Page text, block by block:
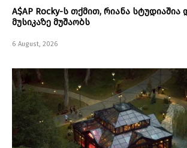
A$AP Rocky-ს თქმით, რიანა სტუდიაშია
მუსიკაზე მუშაობს
6 August, 2026